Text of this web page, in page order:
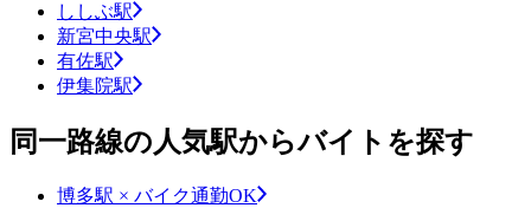
ししぶ駅
新宮中央駅
有佐駅
伊集院駅
同一路線の人気駅からバイトを探す
博多駅 × バイク通勤OK